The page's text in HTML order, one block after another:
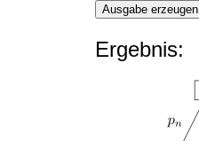
Ausgabe erzeugen
Ergebnis: